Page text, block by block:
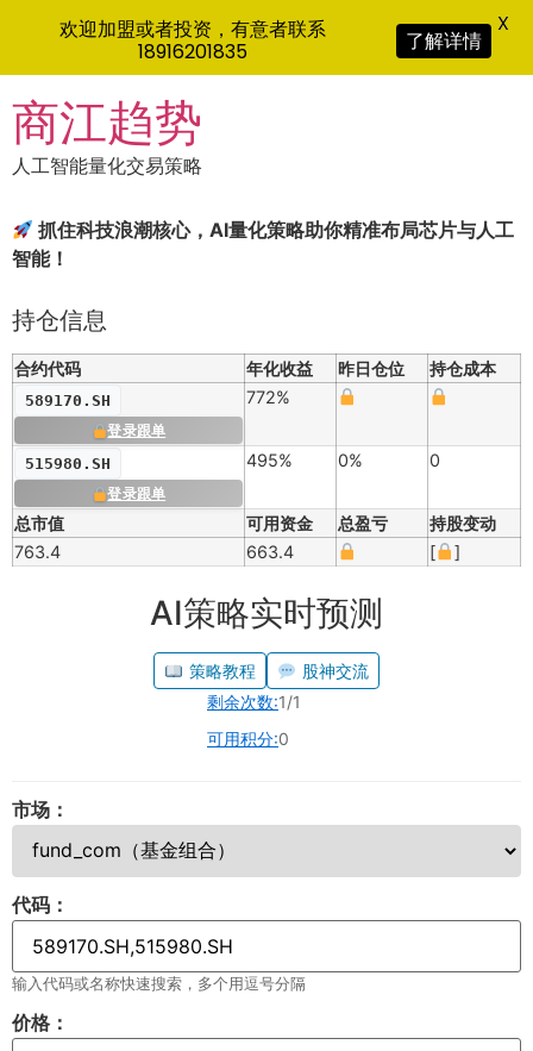
to
content
商江趋势
人工智能量化交易策略
抓住科技浪潮核心，AI量化策略助你精准布局芯片与人工
智能！
持仓信息
合约代码 年化收益 昨日仓位 持仓成本
589170.SH
登录跟单
772%
515980.SH
登录跟单
495% 0% 0
总市值 可用资金 总盈亏
持股变动
763.4
663.4 [ ]
AI策略实时预测
策略教程
股神交流
剩余次数:1/1
可用积分:0
市场：
代码：
输入代码或名称快速搜索，多个用逗号分隔
价格：
欢迎加盟或者投资，有意者联系
18916201835
了解详情
X